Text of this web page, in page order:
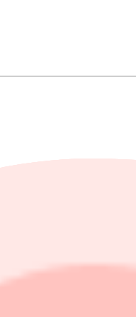
Holdings.
aktier till kursen 106